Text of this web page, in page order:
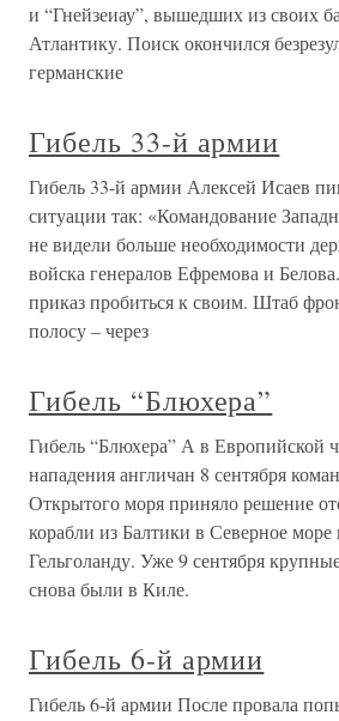
и “Гнейзеиау”, вышедших из своих
Атлантику. Поиск окончился
германские
Гибель 33-й армии
Гибель 33-й армии Алексей Исаев
ситуации так: «Командование
не видели больше необходимости
войска генералов Ефремова и
приказ пробиться к своим. Штаб
полосу – через
Гибель “Блюхера”
Гибель “Блюхера” А в Европийской
нападения англичан 8 сентября
Открытого моря приняло решение
корабли из Балтики в Северное
Гельголанду. Уже 9 сентября
снова были в Киле.
Гибель 6-й армии
Гибель 6-й армии После провала